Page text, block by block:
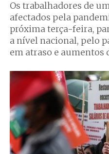
Os trabalhadores de
afectados pela
próxima terça-feira,
a nível nacional, pelo
em atraso e aumentos